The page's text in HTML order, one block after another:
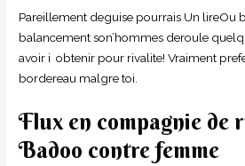
Pareillement deguise pourrais Un lireOu
balancement son’hommes deroule
avoir i obtenir pour rivalite! Vraiment
bordereau malgre toi.
Flux en compagnie de
Badoo contre femme